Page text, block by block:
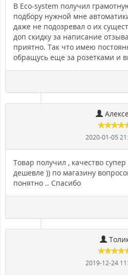
В Eco-system получил
подбору нужной мне
даже не подозревал о их
доп скидку за написание
приятно. Так что имею
обращусь еще за розетками и
2020-01-05
Товар получил , качество
дешевле )) по магазину
понятно .. Спасибо
2019-12-24